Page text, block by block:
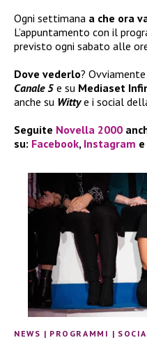
Ogni settimana a che ora
L’appuntamento con il
previsto ogni sabato alle
Dove vederlo?
Canale 5 e su Mediaset
anche su Wittye i social
Seguite Novella 2000
su: Facebook, Instagram e
NEWS | PROGRAMMI |